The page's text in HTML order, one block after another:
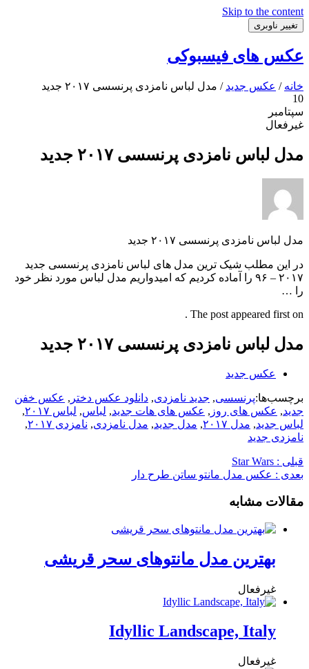
Skip to the content
تغییر ناوبری
عکس های فیسبوکی
خانه / عکس جدید / مدل لباس نامزدی پرنسسی ۲۰۱۷ جدید
10
سپتامبر
غیرفعال
مدل لباس نامزدی پرنسسی ۲۰۱۷ جدید
مدل لباس نامزدی پرنسسی ۲۰۱۷ جدید
در این مطلب شیک ترین مدل های لباس نامزدی پرنسسی جدید
۲۰۱۷ – ۹۶ را آماده کردیم که امیدواریم مدل لباس مورد نظر خود
را …
The post appeared first on .
مدل لباس نامزدی پرنسسی ۲۰۱۷ جدید
عکس جدید
برچسب‌ها:پرنسسی, جدید نامزدی, دانلود عکس دختر , عکس خفن
جدید, عکس های روز , عکس های هات جدید, لباس, لباس ۲۰۱۷
,
لباس جدید, مدل ۲۰۱۷ , مدل جدید, مدل نامزدی, نامزدی ۲۰۱۷
,
نامزدی جدید
قبلی :
بعدی : عکس مدل مانتو ساتن طرح دار
مقالات مشابه
بهترین مدل مانتوهای سحر قریشی
غیرفعال
Idyllic Landscape, Italy
غیرفعال